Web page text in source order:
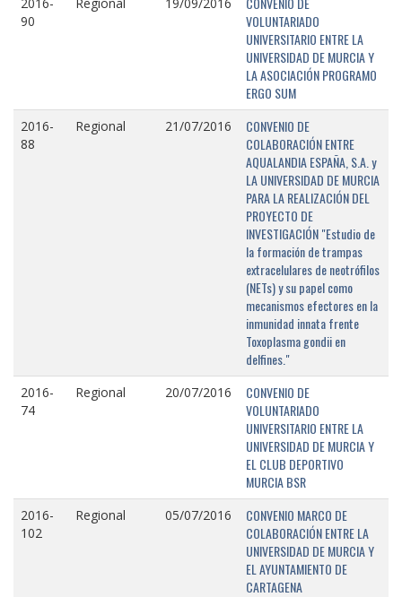
90
VOLUNTARIADO
UNIVERSITARIO ENTRE LA
UNIVERSIDAD DE MURCIA Y
LA ASOCIACIÓN PROGRAMO
ERGO SUM
2016-
88
Regional 21/07/2016
CONVENIO DE
COLABORACIÓN ENTRE
AQUALANDIA ESPAÑA, S.A. y
LA UNIVERSIDAD DE MURCIA
PARA LA REALIZACIÓN DEL
PROYECTO DE
INVESTIGACIÓN "Estudio de
la formación de trampas
extracelulares de neotrófilos
(NETs) y su papel como
mecanismos efectores en la
inmunidad innata frente
Toxoplasma gondii en
delfines."
2016-
74
Regional 20/07/2016
CONVENIO DE
VOLUNTARIADO
UNIVERSITARIO ENTRE LA
UNIVERSIDAD DE MURCIA Y
EL CLUB DEPORTIVO
MURCIA BSR
2016-
102
Regional 05/07/2016
CONVENIO MARCO DE
COLABORACIÓN ENTRE LA
UNIVERSIDAD DE MURCIA Y
EL AYUNTAMIENTO DE
CARTAGENA